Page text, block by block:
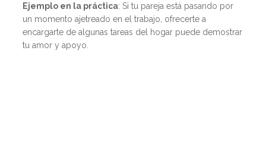
Ejemplo en la práctica: Si tu pareja está pasando por
un momento ajetreado en el trabajo, ofrecerte a
encargarte de algunas tareas del hogar puede demostrar
tu amor y apoyo.